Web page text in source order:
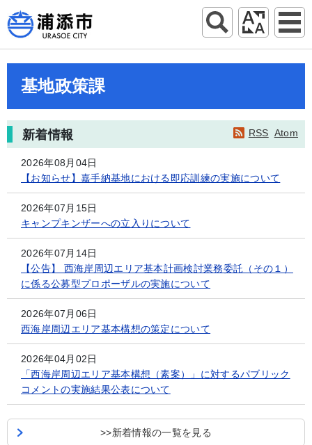
基地政策課
RSS Atom
新着情報
2026年08月04日
【お知らせ】嘉手納基地における即応訓練の実施について
2026年07月15日
キャンプキンザーへの立入りについて
2026年07月14日
【公告】 西海岸周辺エリア基本計画検討業務委託（その１）
に係る公募型プロポーザルの実施について
2026年07月06日
西海岸周辺エリア基本構想の策定について
2026年04月02日
「西海岸周辺エリア基本構想（素案）」に対するパブリック
コメントの実施結果公表について
>>新着情報の一覧を見る